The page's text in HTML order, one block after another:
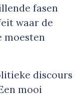
fasen
waar de
moesten
discours
mooi